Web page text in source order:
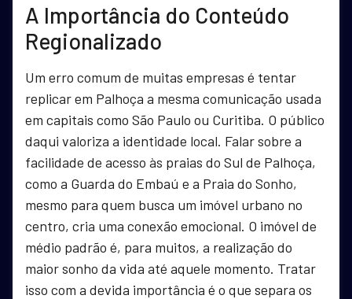
A Importância do Conteúdo
Regionalizado
Um erro comum de muitas empresas é tentar
replicar em Palhoça a mesma comunicação usada
em capitais como São Paulo ou Curitiba. O público
daqui valoriza a identidade local. Falar sobre a
facilidade de acesso às praias do Sul de Palhoça,
como a Guarda do Embaú e a Praia do Sonho,
mesmo para quem busca um imóvel urbano no
centro, cria uma conexão emocional. O imóvel de
médio padrão é, para muitos, a realização do
maior sonho da vida até aquele momento. Tratar
isso com a devida importância é o que separa os